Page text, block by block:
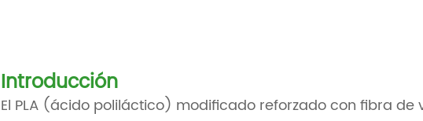
Introducción
El PLA (ácido poliláctico) modificado reforzado con fibra de